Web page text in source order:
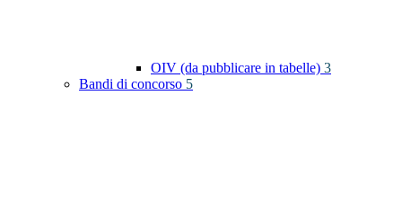
OIV (da pubblicare in tabelle) 3
Bandi di concorso 5